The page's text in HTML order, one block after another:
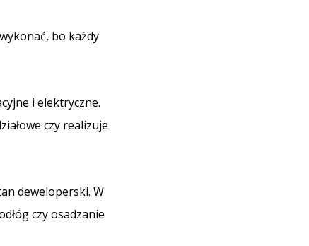
bo każdy
i elektryczne.
czy realizuje
deweloperski. W
czy osadzanie